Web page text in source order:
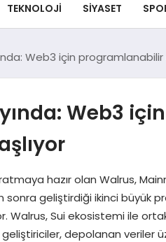
TEKNOLOJI SIYASET
Web3 için
Web3
hazır olan Walrus,
sonra geliştirdiği ikinci büyük
Walrus, Sui ekosistemi ile
depolanan veriler